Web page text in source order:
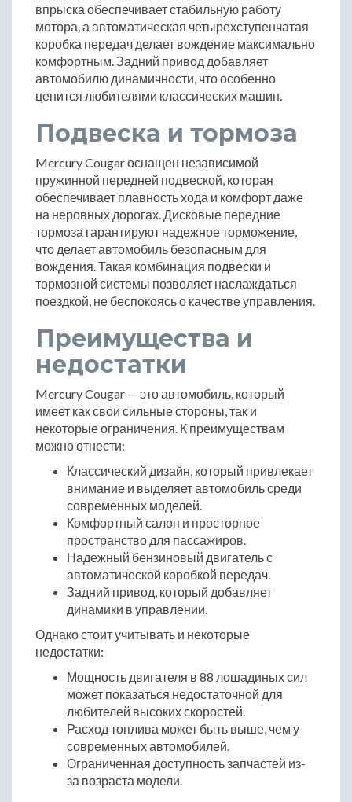
впрыска обеспечивает стабильную работу
мотора, а автоматическая четырехступенчатая
коробка передач делает вождение максимально
комфортным. Задний привод добавляет
автомобилю динамичности, что особенно
ценится любителями классических машин.
Подвеска и тормоза
Mercury Cougar оснащен независимой
пружинной передней подвеской, которая
обеспечивает плавность хода и комфорт даже
на неровных дорогах. Дисковые передние
тормоза гарантируют надежное торможение,
что делает автомобиль безопасным для
вождения. Такая комбинация подвески и
тормозной системы позволяет наслаждаться
поездкой, не беспокоясь о качестве управления.
Преимущества и
недостатки
Mercury Cougar — это автомобиль, который
имеет как свои сильные стороны, так и
некоторые ограничения. К преимуществам
можно отнести:
Классический дизайн, который привлекает
внимание и выделяет автомобиль среди
современных моделей.
Комфортный салон и просторное
пространство для пассажиров.
Надежный бензиновый двигатель с
автоматической коробкой передач.
Задний привод, который добавляет
динамики в управлении.
Однако стоит учитывать и некоторые
недостатки:
Мощность двигателя в 88 лошадиных сил
может показаться недостаточной для
любителей высоких скоростей.
Расход топлива может быть выше, чем у
современных автомобилей.
Ограниченная доступность запчастей из-
за возраста модели.